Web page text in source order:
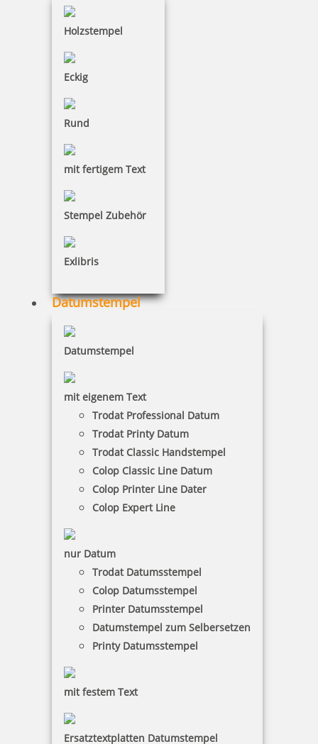
Holzstempel
Eckig
Rund
mit fertigem Text
Stempel Zubehör
Exlibris
Datumstempel
Datumstempel
mit eigenem Text
Trodat Professional Datum
Trodat Printy Datum
Trodat Classic Handstempel
Colop Classic Line Datum
Colop Printer Line Dater
Colop Expert Line
nur Datum
Trodat Datumsstempel
Colop Datumsstempel
Printer Datumsstempel
Datumstempel zum Selbersetzen
Printy Datumsstempel
mit festem Text
Ersatztextplatten Datumstempel
Jetzt gestalten
Modico Stempel Flash M4
66,74 €
Jetzt gestalten
Modico Stempel Flash M5